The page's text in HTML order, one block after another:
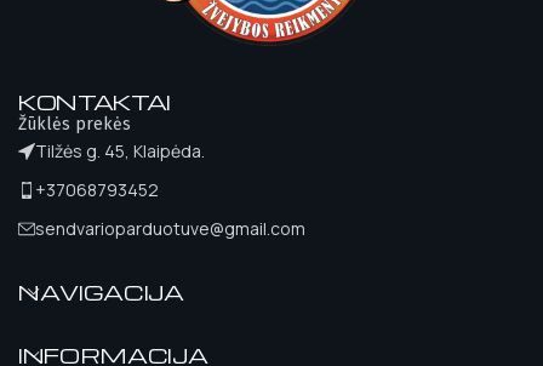
KONTAKTAI
Žūklės prekės
Tilžės g. 45, Klaipėda.
+37068793452
sendvarioparduotuve@gmail.com
NAVIGACIJA
INFORMACIJA